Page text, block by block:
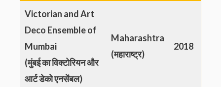
Victorian and Art
Deco Ensemble of
Mumbai
(मुंबई का विक्टोरियन और
आर्ट डेको एनसेंबल)
Maharashtra
(महाराष्ट्र)
2018